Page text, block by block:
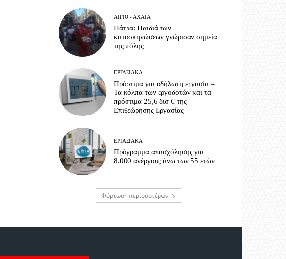
ΑΊΓΙΟ - ΑΧΑΪ́Α
Πάτρα: Παιδιά των
κατασκηνώσεων γνώρισαν σημεία
της πόλης
ΕΡΓΑΣΙΑΚΆ
Πρόστιμα για αδήλωτη εργασία –
Τα κόλπα των εργοδοτών και τα
πρόστιμα 25,6 δισ € της
Επιθεώρησης Εργασίας
ΕΡΓΑΣΙΑΚΆ
Πρόγραμμα απασχόλησης για
8.000 ανέργους άνω των 55 ετών
Φόρτωση περισσοτέρων